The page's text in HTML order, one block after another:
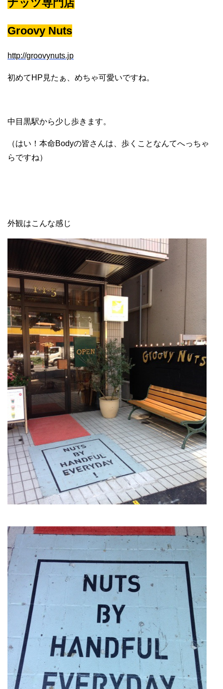
ナッツ専門店
Groovy Nuts
http://groovynuts.jp
初めてHP見たぁ、めちゃ可愛いですね。
中目黒駅から少し歩きます。
（はい！本命Bodyの皆さんは、歩くことなんてへっちゃ
らですね）
外観はこんな感じ